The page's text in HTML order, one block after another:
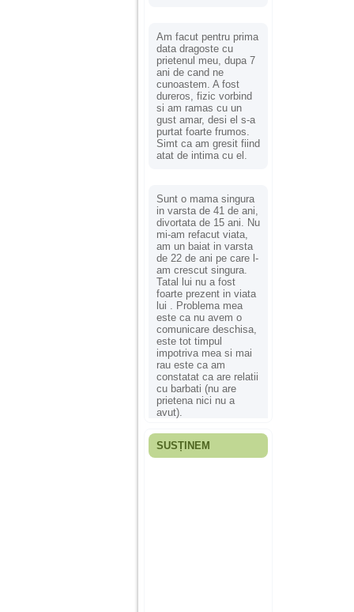
Am facut pentru prima
data dragoste cu
prietenul meu, dupa 7
ani de cand ne
cunoastem. A fost
dureros, fizic vorbind
si am ramas cu un
gust amar, desi el s-a
purtat foarte frumos.
Simt ca am gresit fiind
atat de intima cu el.
Sunt o mama singura
in varsta de 41 de ani,
divortata de 15 ani. Nu
mi-am refacut viata,
am un baiat in varsta
de 22 de ani pe care l-
am crescut singura.
Tatal lui nu a fost
foarte prezent in viata
lui . Problema mea
este ca nu avem o
comunicare deschisa,
este tot timpul
impotriva mea si mai
rau este ca am
constatat ca are relatii
cu barbati (nu are
prietena nici nu a
avut).
Fiica mea s-a nascut
SUSȚINEM